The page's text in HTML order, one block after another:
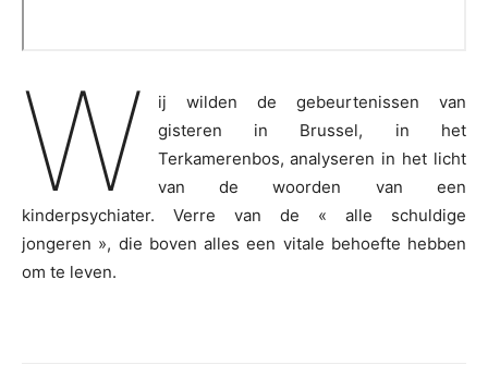
W
ij wilden de gebeurtenissen van
gisteren in Brussel, in het
Terkamerenbos, analyseren in het licht
van de woorden van een
kinderpsychiater. Verre van de « alle schuldige
jongeren », die boven alles een vitale behoefte hebben
om te leven.